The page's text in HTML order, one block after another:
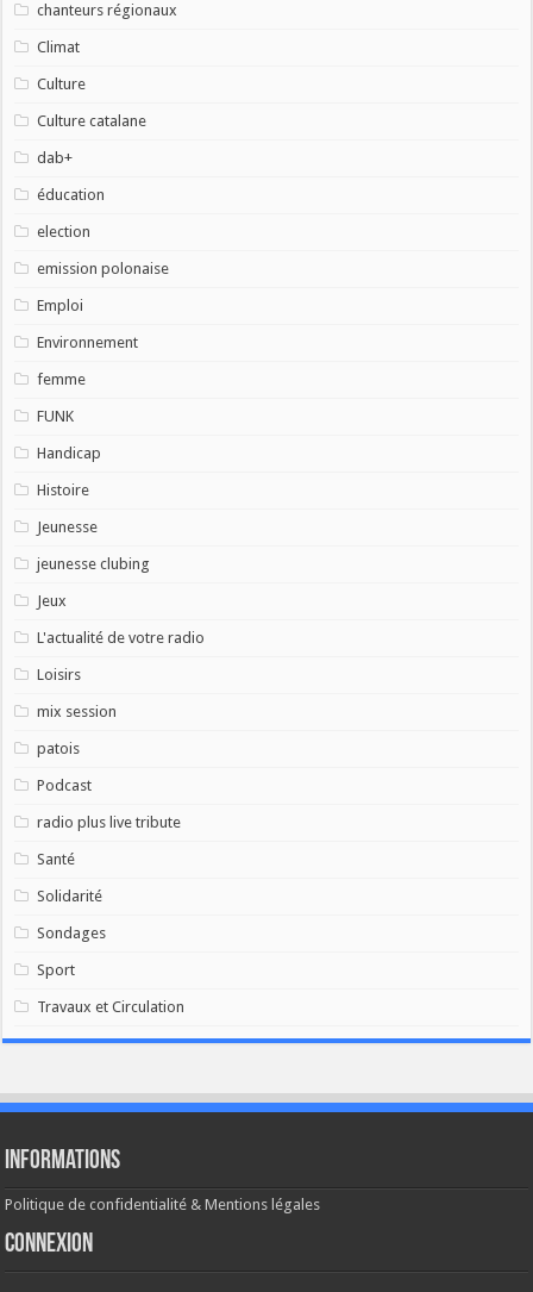
chanteurs régionaux
Climat
Culture
Culture catalane
dab+
éducation
election
emission polonaise
Emploi
Environnement
femme
FUNK
Handicap
Histoire
Jeunesse
jeunesse clubing
Jeux
L'actualité de votre radio
Loisirs
mix session
patois
Podcast
radio plus live tribute
Santé
Solidarité
Sondages
Sport
Travaux et Circulation
Informations
Politique de confidentialité & Mentions légales
Connexion